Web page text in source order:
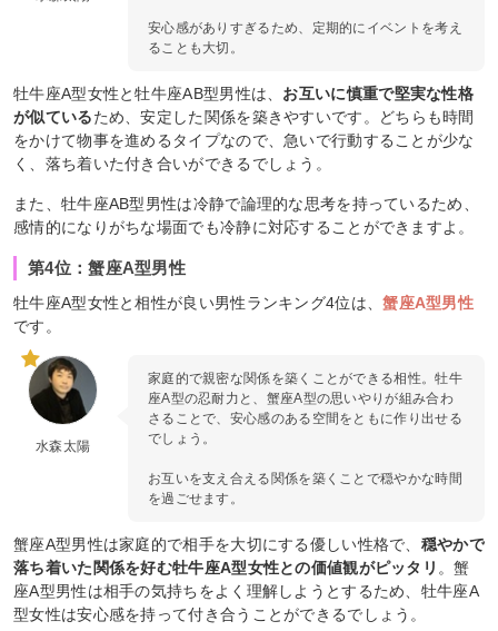
安心感がありすぎるため、定期的にイベントを考え
ることも大切。
牡牛座A型女性と牡牛座AB型男性は、 お互いに慎重で堅実な性格
が似ているため、安定した関係を築きやすいです。どちらも時間
をかけて物事を進めるタイプなので、急いで行動することが少な
く、落ち着いた付き合いができるでしょう。
また、牡牛座AB型男性は冷静で論理的な思考を持っているため、
感情的になりがちな場面でも冷静に対応することができますよ。
第4位：蟹座A型男性
牡牛座A型女性と相性が良い男性ランキング4位は、蟹座A型男性
です。
水森太陽
家庭的で親密な関係を築くことができる相性。牡牛
座A型の忍耐力と、蟹座A型の思いやりが組み合わ
さることで、安心感のある空間をともに作り出せる
でしょう。
お互いを支え合える関係を築くことで穏やかな時間
を過ごせます。
蟹座A型男性は家庭的で相手を大切にする優しい性格で、 穏やかで
落ち着いた関係を好む牡牛座A型女性との価値観がピッタリ 。蟹
座A型男性は相手の気持ちをよく理解しようとするため、牡牛座A
型女性は安心感を持って付き合うことができるでしょう。